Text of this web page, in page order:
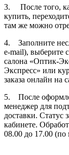
3. После того,
купить,
там же можно
4. Заполните
e-mail), выберите
салона «Оптик-
Экспресс» или
заказа онлайн на
5. После
менеджер для
доставки. Статус
кабинете.
08.00 до 17.00 (по